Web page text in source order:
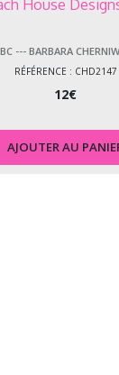
House
--- BARBARA
RÉFÉRENCE : CHD2147
12€
AJOUTER AU